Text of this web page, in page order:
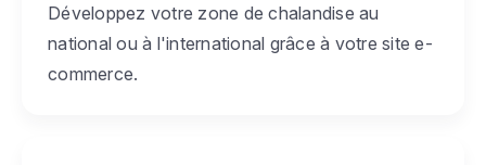
Développez votre zone de chalandise au
national ou à l'international grâce à votre site e-
commerce.